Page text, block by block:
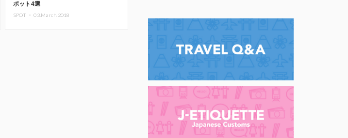
ポット4選
SPOT ・03.March.2018